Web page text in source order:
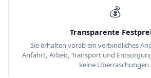
💰
Transparente
Sie erhalten vorab ein verbindliches
Anfahrt, Arbeit, Transport und
keine Überraschungen.